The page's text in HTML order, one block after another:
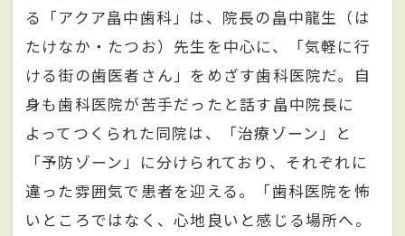
る「アクア畠中歯科」は、院長の畠中龍生（は
たけなか・たつお）先生を中心に、「気軽に行
ける街の歯医者さん」をめざす歯科医院だ。自
身も歯科医院が苦手だったと話す畠中院長に
よってつくられた同院は、「治療ゾーン」と
「予防ゾーン」に分けられており、それぞれに
違った雰囲気で患者を迎える。「歯科医院を怖
いところではなく、心地良いと感じる場所へ。